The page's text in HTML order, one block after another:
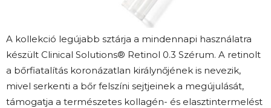
A kollekció legújabb sztárja a mindennapi használatra
készült Clinical Solutions® Retinol 0.3 Szérum. A retinolt
a bőrfiatalítás koronázatlan királynőjének is nevezik,
mivel serkenti a bőr felszíni sejtjeinek a megújulását,
támogatja a természetes kollagén- és elasztintermelést